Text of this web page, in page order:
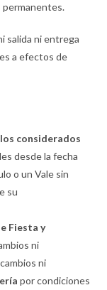
permanentes.
salida ni entrega
a efectos de
considerados
desde la fecha
o un Vale sin
su
Fiesta y
ni
ni
por condiciones